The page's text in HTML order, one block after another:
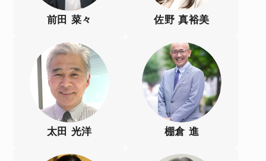
前田 菜々 佐野 真裕美
太田 光洋 棚倉 進